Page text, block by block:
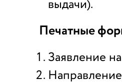
выдачи).
Печатные
Заявление